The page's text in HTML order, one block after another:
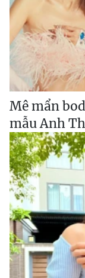
Mê mẩn
mẫu Anh